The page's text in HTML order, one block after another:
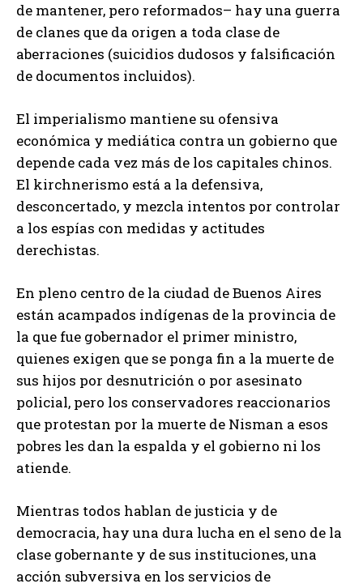
de mantener, pero reformados– hay una guerra
de clanes que da origen a toda clase de
aberraciones (suicidios dudosos y falsificación
de documentos incluidos).
El imperialismo mantiene su ofensiva
económica y mediática contra un gobierno que
depende cada vez más de los capitales chinos.
El kirchnerismo está a la defensiva,
desconcertado, y mezcla intentos por controlar
a los espías con medidas y actitudes
derechistas.
En pleno centro de la ciudad de Buenos Aires
están acampados indígenas de la provincia de
la que fue gobernador el primer ministro,
quienes exigen que se ponga fin a la muerte de
sus hijos por desnutrición o por asesinato
policial, pero los conservadores reaccionarios
que protestan por la muerte de Nisman a esos
pobres les dan la espalda y el gobierno ni los
atiende.
Mientras todos hablan de justicia y de
democracia, hay una dura lucha en el seno de la
clase gobernante y de sus instituciones, una
acción subversiva en los servicios de